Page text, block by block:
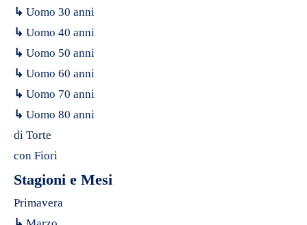
↳ Uomo 30 anni
↳ Uomo 40 anni
↳ Uomo 50 anni
↳ Uomo 60 anni
↳ Uomo 70 anni
↳ Uomo 80 anni
di Torte
con Fiori
Stagioni e Mesi
Primavera